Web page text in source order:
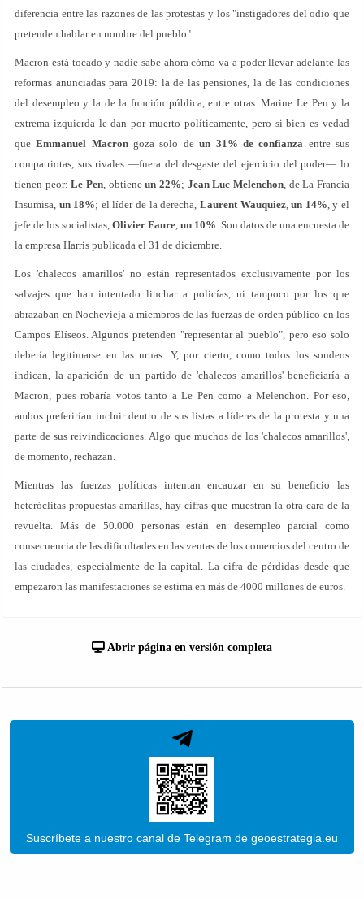
diferencia entre las razones de las protestas y los "instigadores del odio que
pretenden hablar en nombre del pueblo".
Macron está tocado y nadie sabe ahora cómo va a poder llevar adelante las
reformas anunciadas para 2019: la de las pensiones, la de las condiciones
del desempleo y la de la función pública, entre otras. Marine Le Pen y la
extrema izquierda le dan por muerto políticamente, pero si bien es vedad
queEmmanuel Macrongoza solo deun 31% de confianza entre sus
compatriotas, sus rivales —fuera del desgaste del ejercicio del poder— lo
tienen peor:Le Pen, obtieneun 22%; Jean Luc Melenchon, de La Francia
Insumisa, un 18%; el líder de la derecha, Laurent Wauquiez,un 14%, y el
jefe de los socialistas, Olivier Faure, un 10%. Son datos de una encuesta de
la empresa Harris publicada el 31 de diciembre.
Los 'chalecos amarillos' no están representados exclusivamente por los
salvajes que han intentado linchar a policías, ni tampoco por los que
abrazaban en Nochevieja a miembros de las fuerzas de orden público en los
Campos Elíseos. Algunos pretenden "representar al pueblo", pero eso solo
debería legitimarse en las urnas. Y, por cierto, como todos los sondeos
indican, la aparición de un partido de 'chalecos amarillos' beneficiaría a
Macron, pues robaría votos tanto a Le Pen como a Melenchon. Por eso,
ambos preferirían incluir dentro de sus listas a líderes de la protesta y una
parte de sus reivindicaciones. Algo que muchos de los 'chalecos amarillos',
de momento, rechazan.
Mientras las fuerzas políticas intentan encauzar en su beneficio las
heteróclitas propuestas amarillas, hay cifras que muestran la otra cara de la
revuelta. Más de 50.000 personas están en desempleo parcial como
consecuencia de las dificultades en las ventas de los comercios del centro de
las ciudades, especialmente de la capital. La cifra de pérdidas desde que
empezaron las manifestaciones se estima en más de 4000 millones de euros.
Abrir página en versión completa
Suscríbete a nuestro canal de Telegram de geoestrategia.eu